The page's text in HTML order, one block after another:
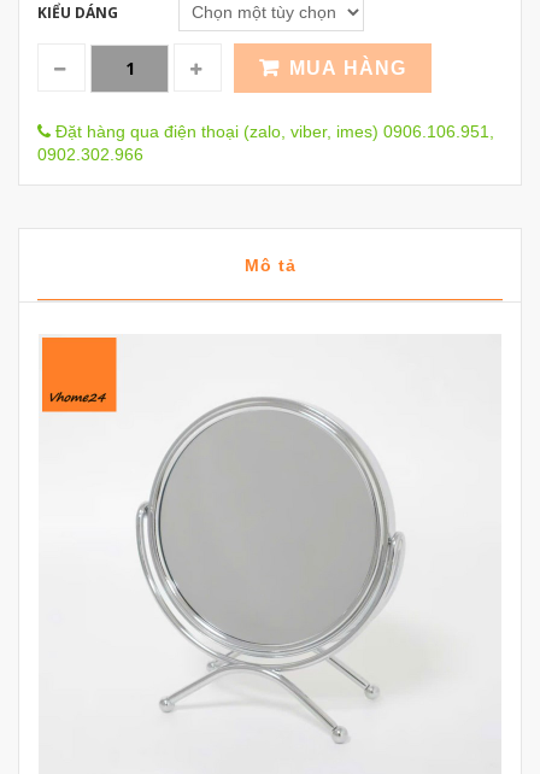
KIỂU DÁNG
MUA HÀNG
Đặt hàng qua điện thoại (zalo, viber, imes) 0906.106.951,
0902.302.966
Mô tả